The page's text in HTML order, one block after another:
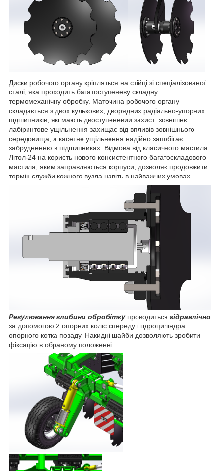
Диски робочого органу кріпляться на стійці зі спеціалізованої
сталі, яка проходить багатоступеневу складну
термомеханічну обробку. Маточина робочого органу
складається з двох кулькових, дворядних радіально-упорних
підшипників, які мають двоступеневий захист: зовнішнє
лабіринтове ущільнення захищає від впливів зовнішнього
середовища, а касетне ущільнення надійно запобігає
забрудненню в підшипниках. Відмова від класичного мастила
Літол-24 на користь нового консистентного багатоскладового
мастила, яким заправляються корпуси, дозволяє продовжити
термін служби кожного вузла навіть в найважчих умовах.
Регулювання глибини обробітку проводиться гідравлічно
за допомогою 2 опорних коліс спереду і гідроциліндра
опорного котка позаду. Накидні шайби дозволяють зробити
фіксацію в обраному положенні.